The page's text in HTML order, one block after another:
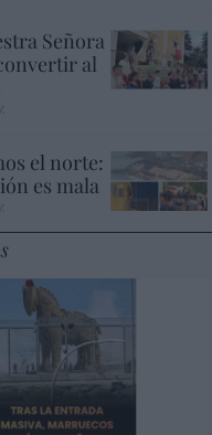
Señora
al
el norte:
es mala